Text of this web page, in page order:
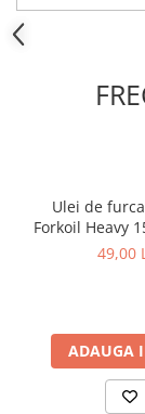
Kit lant
Curea distributie
Directie/
Bielete antiruliu
Caroserie
Amortizor capota
Amortizor
Ulei de
Forkoil Heavy
49,00
ADAUGA